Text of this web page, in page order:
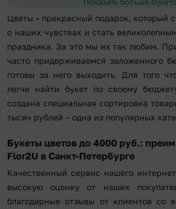
Цветы – прекрасный подарок, который
о наших чувствах и стать
праздника. За это мы их так любим.
часто придерживаемся заложенного
готовы за него выходить. Для того
легче найти букет по своему
создана специальная сортировка
тысяч рублей – одна из популярных
Букеты цветов до 4000 руб.:
Flor2U в Санкт-Петербурге
Качественный сервис нашего
высокую оценку от наших
благодарные отзывы от клиентов со